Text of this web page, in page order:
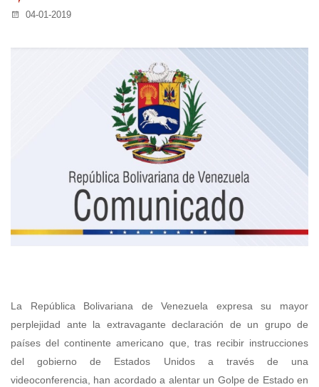
04-01-2019
La República Bolivariana de Venezuela expresa su mayor
perplejidad ante la extravagante declaración de un grupo de
países del continente americano que, tras recibir instrucciones
del gobierno de Estados Unidos a través de una
videoconferencia, han acordado a alentar un Golpe de Estado en